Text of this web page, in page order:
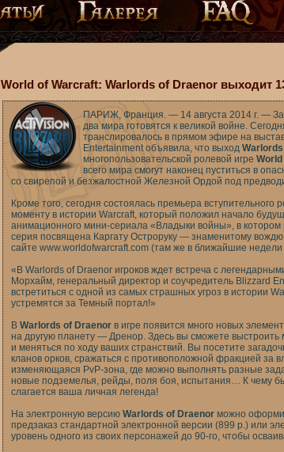
World of Warcraft: Warlords of Draenor выходит
ПАРИЖ, Франция. — 14 августа 2014 г. —
два мира готовятся к великой войне.
транслировалось в прямом эфире на
Entertainment объявила, что выход
многопользовательской ролевой игре
всего мира смогут наконец пуститься в
со свирепой и безжалостной Железной Ордой под
Кроме того, сегодня состоялась премьера
моменту в истории Warcraft, который положил начало
анимационного мини-сериала «Владыки войны», в
серия посвящена Каргату Остроруку — знаменитому
сайте www.worldofwarcraft.com(там же в ближайшие
«В Warlords of Draenor игроков ждет встреча с
Морхайм, генеральный директор и соучредитель Blizzard
встретиться с одной из самых страшных угроз в истории
устремятся за Темный портал!»
В Warlords of Draenorв игре появится много новых
на другую планету — Дренор. Здесь вы сможете выстроить
и меняться по ходу ваших странствий. Вы посетите
кланов орков, сражаться с противоположной фракцией за
изменяющаяся PvP-зона, где можно выполнять разные
новые подземелья, рейды, поля боя, испытания… К чему
слагается ваша личная легенда!
На электронную версию Warlords of Draenorможно
предзаказ стандартной электронной версии (899 р.) или
уровень одного из своих персонажей до 90-го, чтобы